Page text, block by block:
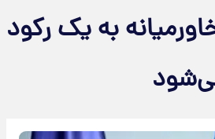
به یک رکود